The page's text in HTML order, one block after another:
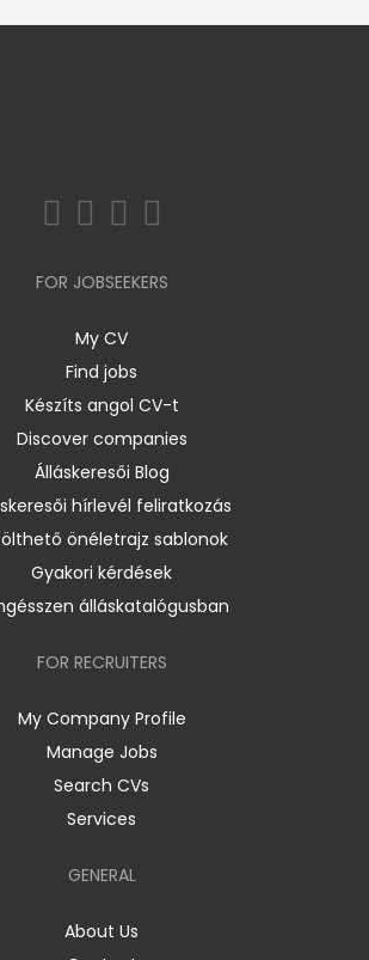
FOR JOBSEEKERS
My CV
Find jobs
Készíts angol CV-t
Discover companies
Álláskeresői Blog
hírlevél feliratkozás
önéletrajz sablonok
Gyakori kérdések
álláskatalógusban
FOR RECRUITERS
My Company Profile
Manage Jobs
Search CVs
Services
GENERAL
About Us